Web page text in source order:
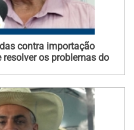
contra importação
os problemas do